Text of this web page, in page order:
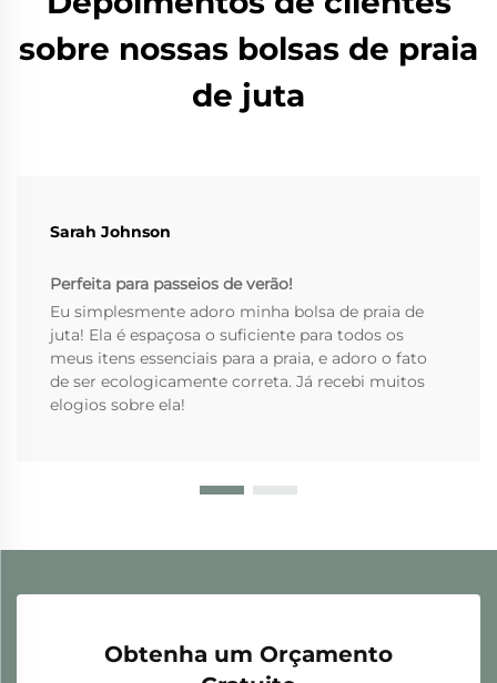
sobre nossas bolsas de praia
de juta
Sarah Johnson
Perfeita para passeios de verão!
Eu simplesmente adoro minha bolsa de praia de
juta! Ela é espaçosa o suficiente para todos os
meus itens essenciais para a praia, e adoro o fato
de ser ecologicamente correta. Já recebi muitos
elogios sobre ela!
Obtenha um Orçamento